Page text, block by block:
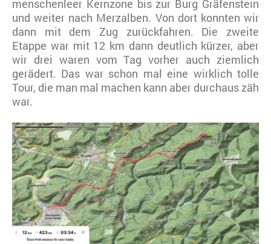
menschenleer Kernzone bis zur Burg Gräfenstein
und weiter nach Merzalben. Von dort konnten wir
dann mit dem Zug zurückfahren. Die zweite
Etappe war mit 12 km dann deutlich kürzer, aber
wir drei waren vom Tag vorher auch ziemlich
gerädert. Das war schon mal eine wirklich tolle
Tour, die man mal machen kann aber durchaus zäh
war.